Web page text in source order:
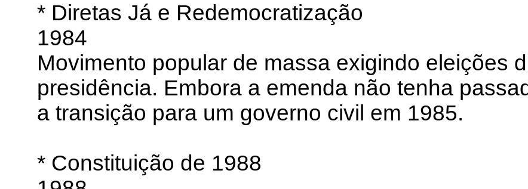
* Diretas Já e Redemocratização
1984
Movimento popular de massa exigindo eleições
presidência. Embora a emenda não tenha
a transição para um governo civil em 1985.
* Constituição de 1988